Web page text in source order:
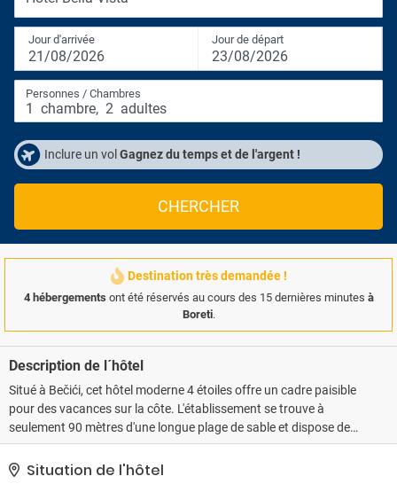
Jour d'arrivée
21/08/2026
Jour de départ
23/08/2026
Personnes / Chambres
1 chambre, 2 adultes
Inclure un vol Gagnez du temps et de l'argent !
CHERCHER
Destination très demandée !
4 hébergements ont été réservés au cours des 15 dernières minutes à
Boreti.
Description de l´hôtel
Situé à Bečići, cet hôtel moderne 4 étoiles offre un cadre paisible
pour des vacances sur la côte. L'établissement se trouve à
seulement 90 mètres d'une longue plage de sable et dispose de
son propre restaurant où une formule de demi-pension est
disponible. Vous pourrez choisir parmi une gamme
Situation de l'hôtel